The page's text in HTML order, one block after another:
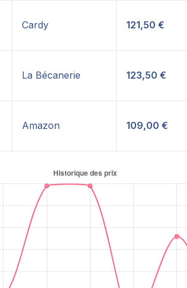
Cardy 121,50 €
La Bécanerie 123,50 €
Amazon 109,00 €